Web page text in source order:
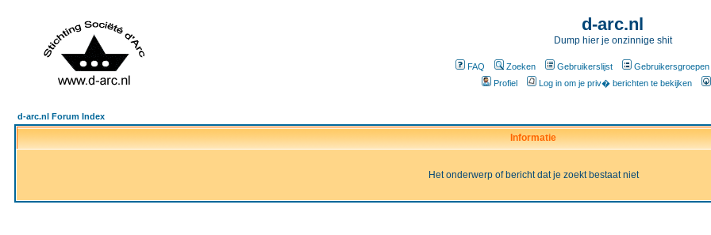
d-arc.nl
Dump hier je onzinnige shit
FAQ Zoeken Gebruikerslijst Gebruikersgroepen
Profiel
Log in om je priv� berichten te bekijken
d-arc.nl Forum Index
Informatie
Het onderwerp of bericht dat je zoekt bestaat niet